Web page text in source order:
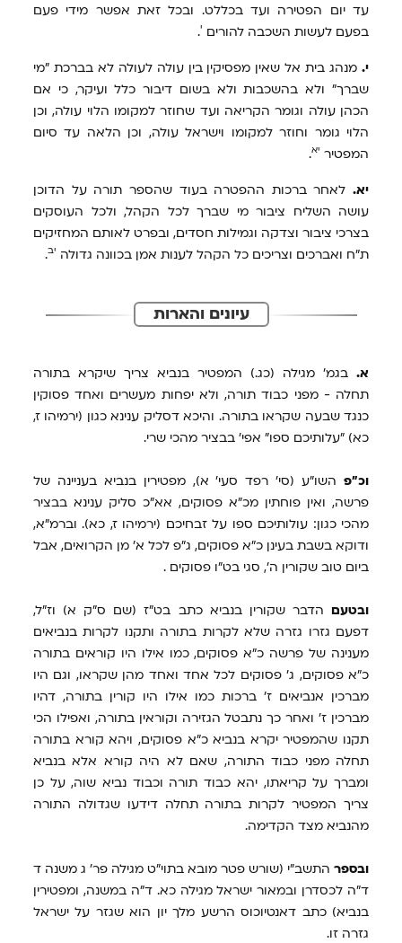
עד יום הפטירה ועד בכללט. ובכל זאת אפשר מידי פעם
בפעם לעשות השכבה להורים י.
י. מנהג בית אל שאין מפסיקין בין עולה לעולה לא בברכת "מי
שברך" ולא בהשכבות ולא בשום דיבור כלל ועיקר, כי אם
הכהן עולה וגומר הקריאה ועד שחוזר למקומו הלוי עולה, וכן
הלוי גומר וחוזר למקומו וישראל עולה, וכן הלאה עד סיום
המפטיר יא.
יא. לאחר ברכות ההפטרה בעוד שהספר תורה על הדוכן
עושה השליח ציבור מי שברך לכל הקהל, ולכל העוסקים
בצרכי ציבור וצדקה וגמילות חסדים, ובפרט לאותם המחזיקים
ת"ח ואברכים וצריכים כל הקהל לענות אמן בכוונה גדולה יב.
עיונים והארות
א. בגמ' מגילה (כג.) המפטיר בנביא צריך שיקרא בתורה
תחלה - מפני כבוד תורה, ולא יפחות מעשרים ואחד פסוקין
כנגד שבעה שקראו בתורה. והיכא דסליק ענינא כגון (ירמיהו ז,
כא) "עלותיכם ספו" אפי' בבציר מהכי שרי.
וכ"פ השו"ע (סי' רפד סעי' א), מפטירין בנביא בעניינה של
פרשה, ואין פוחתין מכ"א פסוקים, אא"כ סליק ענינא בבציר
מהכי כגון: עולותיכם ספו על זבחיכם (ירמיהו ז, כא). וברמ"א,
ודוקא בשבת בעינן כ"א פסוקים, ג"פ לכל א' מן הקרואים, אבל
ביום טוב שקורין ה', סגי בט"ו פסוקים .
ובטעם הדבר שקורין בנביא כתב בט"ז (שם ס"ק א) וז"ל,
דפעם גזרו גזרה שלא לקרות בתורה ותקנו לקרות בנביאים
מענינה של פרשה כ"א פסוקים, כמו אילו היו קוראים בתורה
כ"א פסוקים, ג' פסוקים לכל אחד ואחד מהן שקראו, וגם היו
מברכין אנביאים ז' ברכות כמו אילו היו קורין בתורה, דהיו
מברכין ז' ואחר כך נתבטל הגזירה וקוראין בתורה, ואפילו הכי
תקנו שהמפטיר יקרא בנביא כ"א פסוקים, ויהא קורא בתורה
תחלה מפני כבוד התורה, שאם לא היה קורא אלא בנביא
ומברך על קריאתו, יהא כבוד תורה וכבוד נביא שוה, על כן
צריך המפטיר לקרות בתורה תחלה דידעו שגדולה התורה
מהנביא מצד הקדימה.
ובספר התשב"י (שורש פטר מובא בתוי"ט מגילה פר' ג משנה ד
ד"ה לכסדרן ובמאור ישראל מגילה כא. ד"ה במשנה, ומפטירין
בנביא) כתב דאנטיוכוס הרשע מלך יון הוא שגזר על ישראל
גזרה זו.